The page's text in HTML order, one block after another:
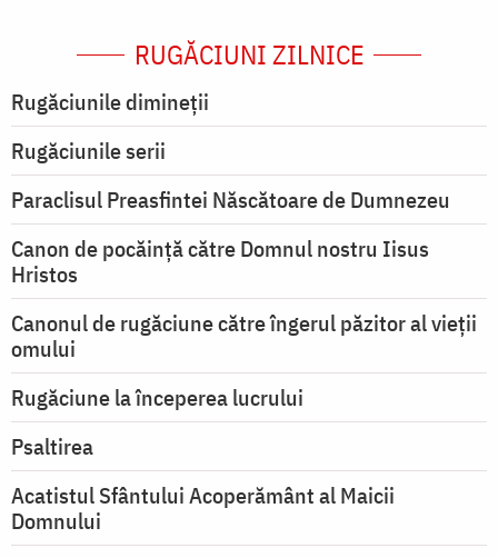
RUGĂCIUNI ZILNICE
Rugăciunile dimineții
Rugăciunile serii
Paraclisul Preasfintei Născătoare de Dumnezeu
Canon de pocăință către Domnul nostru Iisus
Hristos
Canonul de rugăciune către îngerul păzitor al vieții
omului
Rugăciune la începerea lucrului
Psaltirea
Acatistul Sfântului Acoperământ al Maicii
Domnului